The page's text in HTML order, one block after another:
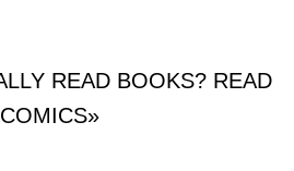
READ BOOKS? READ
COMICS»